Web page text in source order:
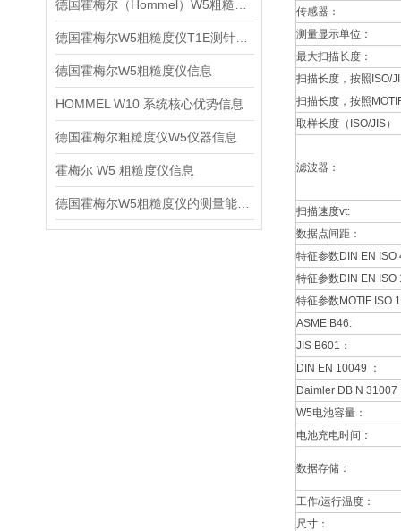
德国霍梅尔W5粗糙度仪信息
HOMMEL W10 系统核心优势信息
德国霍梅尔粗糙度仪W5仪器信息
霍梅尔 W5 粗糙度仪信息
传感器：
测量显示单位：
最大扫描长度：
扫描长度，按照ISO/
扫描长度，按照
取样长度（ISO/JIS）
滤波器：
扫描速度vt:
数据点间距：
特征参数DIN EN ISO
特征参数DIN EN ISO
特征参数MOTIF ISO
ASME B46:
JIS B601：
DIN EN 10049 ：
Daimler DB N 31007
W5电池容量：
电池充电时间：
数据存储：
工作/运行温度：
尺寸：